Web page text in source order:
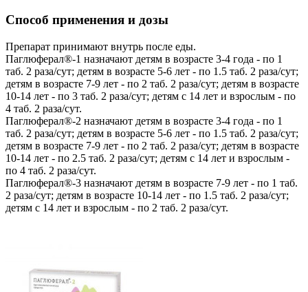
Способ применения и дозы
Препарат принимают внутрь после еды.
Паглюферал®-1 назначают детям в возрасте 3-4 года - по 1
таб. 2 раза/сут; детям в возрасте 5-6 лет - по 1.5 таб. 2 раза/сут;
детям в возрасте 7-9 лет - по 2 таб. 2 раза/сут; детям в возрасте
10-14 лет - по 3 таб. 2 раза/сут; детям с 14 лет и взрослым - по
4 таб. 2 раза/сут.
Паглюферал®-2 назначают детям в возрасте 3-4 года - по 1
таб. 2 раза/сут; детям в возрасте 5-6 лет - по 1.5 таб. 2 раза/сут;
детям в возрасте 7-9 лет - по 2 таб. 2 раза/сут; детям в возрасте
10-14 лет - по 2.5 таб. 2 раза/сут; детям с 14 лет и взрослым -
по 4 таб. 2 раза/сут.
Паглюферал®-3 назначают детям в возрасте 7-9 лет - по 1 таб.
2 раза/сут; детям в возрасте 10-14 лет - по 1.5 таб. 2 раза/сут;
детям с 14 лет и взрослым - по 2 таб. 2 раза/сут.